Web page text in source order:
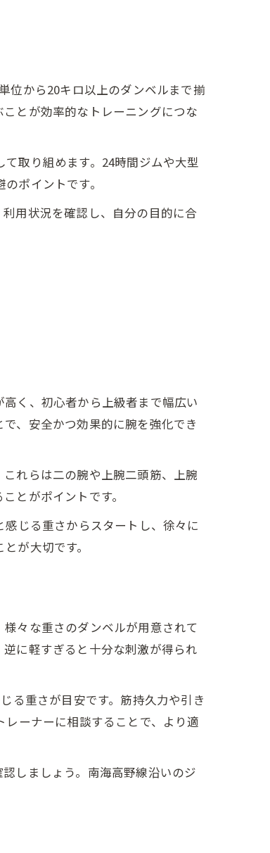
位から20キロ以上のダンベルまで揃
とが効率的なトレーニングにつな
取り組めます。24時間ジムや大型
ポイントです。
用状況を確認し、自分の目的に合
く、初心者から上級者まで幅広い
、安全かつ効果的に腕を強化でき
れらは二の腕や上腕二頭筋、上腕
とがポイントです。
じる重さからスタートし、徐々に
が大切です。
々な重さのダンベルが用意されて
に軽すぎると十分な刺激が得られ
る重さが目安です。筋持久力や引き
ーナーに相談することで、より適
しましょう。南海高野線沿いのジ